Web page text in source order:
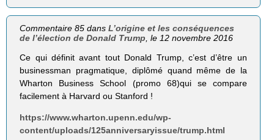
Commentaire 85 dansL’origine et les conséquences
de l’élection de Donald Trump , le 12 novembre 2016
Ce qui définit avant tout Donald Trump, c’est d’être un
businessman pragmatique, diplômé quand même de la
Wharton Business School (promo 68)qui se compare
facilement à Harvard ou Stanford !
https://www.wharton.upenn.edu/wp-
content/uploads/125anniversaryissue/trump.html